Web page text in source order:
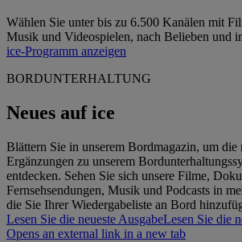
Wählen Sie unter bis zu 6.500 Kanälen mit
Musik und Videospielen, nach Belieben und
ice-Programm anzeigen
BORDUNTERHALTUNG
Neues auf ice
Blättern Sie in unserem Bordmagazin, um die
Ergänzungen zu unserem
entdecken. Sehen Sie sich unsere Filme,
Fernsehsendungen, Musik und Podcasts in
die Sie Ihrer Wiedergabeliste an Bord
Lesen Sie die neueste AusgabeLesen Sie die
Opens an external link in a new tab